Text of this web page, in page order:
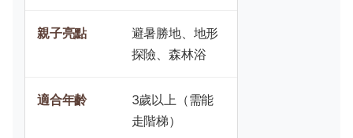
避暑勝地、地形
探險、森林浴
3歲以上（需能
走階梯）